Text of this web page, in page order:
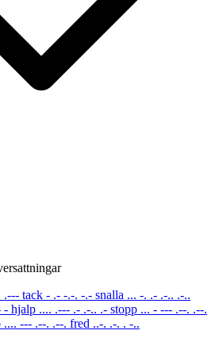
.--- tack - .- -.-. -.- snalla ... -. .- .-.. .-..
- hjalp .... .--- .- .-.. .- stopp ... - --- .--. .--.
.... --- .--. .--. fred ..-. .-. . -..